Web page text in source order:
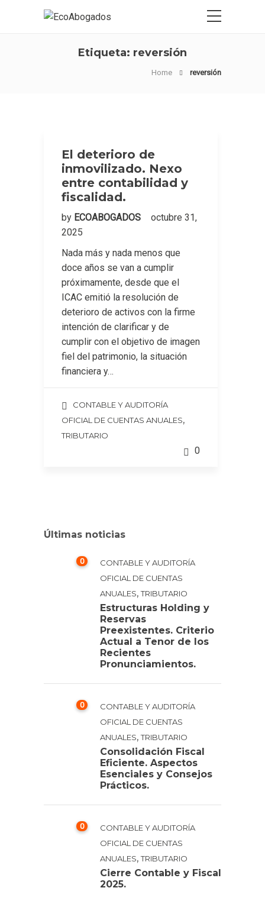
Etiqueta: reversión
Home reversión
El deterioro de
inmovilizado. Nexo
entre contabilidad y
fiscalidad.
by ECOABOGADOS
octubre 31,
2025
Nada más y nada menos que
doce años se van a cumplir
próximamente, desde que el
ICAC emitió la resolución de
deterioro de activos con la firme
intención de clarificar y de
cumplir con el objetivo de imagen
fiel del patrimonio, la situación
financiera y…
CONTABLE Y AUDITORÍA
OFICIAL DE CUENTAS ANUALES,
TRIBUTARIO
0
Últimas noticias
0
CONTABLE Y AUDITORÍA
OFICIAL DE CUENTAS
ANUALES,TRIBUTARIO
Estructuras Holding y
Reservas
Preexistentes. Criterio
Actual a Tenor de los
Recientes
Pronunciamientos.
0
CONTABLE Y AUDITORÍA
OFICIAL DE CUENTAS
ANUALES,TRIBUTARIO
Consolidación Fiscal
Eficiente. Aspectos
Esenciales y Consejos
Prácticos.
0
CONTABLE Y AUDITORÍA
OFICIAL DE CUENTAS
ANUALES,TRIBUTARIO
Cierre Contable y Fiscal
2025.